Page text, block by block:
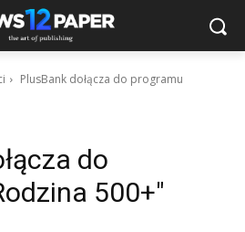
PlusBank dołącza do programu
do
500+"